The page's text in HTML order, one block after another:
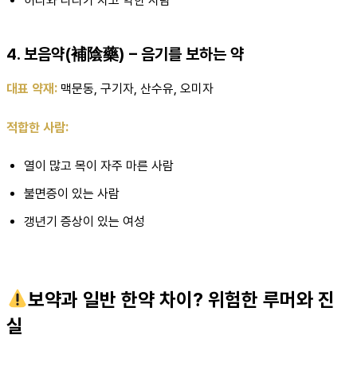
4. 보음약(補陰藥) – 음기를 보하는 약
대표 약재: 맥문동, 구기자, 산수유, 오미자
적합한 사람:
열이 많고 목이 자주 마른 사람
불면증이 있는 사람
갱년기 증상이 있는 여성
보약과 일반 한약 차이? 위험한 루머와 진
실